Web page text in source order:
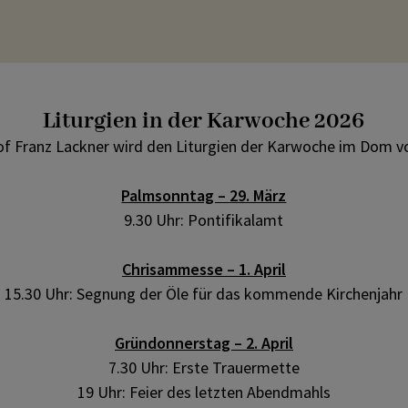
Liturgien in der Karwoche 2026
Franz Lackner wird den Liturgien der Karwoche im Dom
Palmsonntag – 29. März
9.30 Uhr: Pontifikalamt
Chrisammesse – 1. April
15.30 Uhr: Segnung der Öle für das kommende Kirchenjahr
Gründonnerstag – 2. April
7.30 Uhr: Erste Trauermette
19 Uhr: Feier des letzten Abendmahls